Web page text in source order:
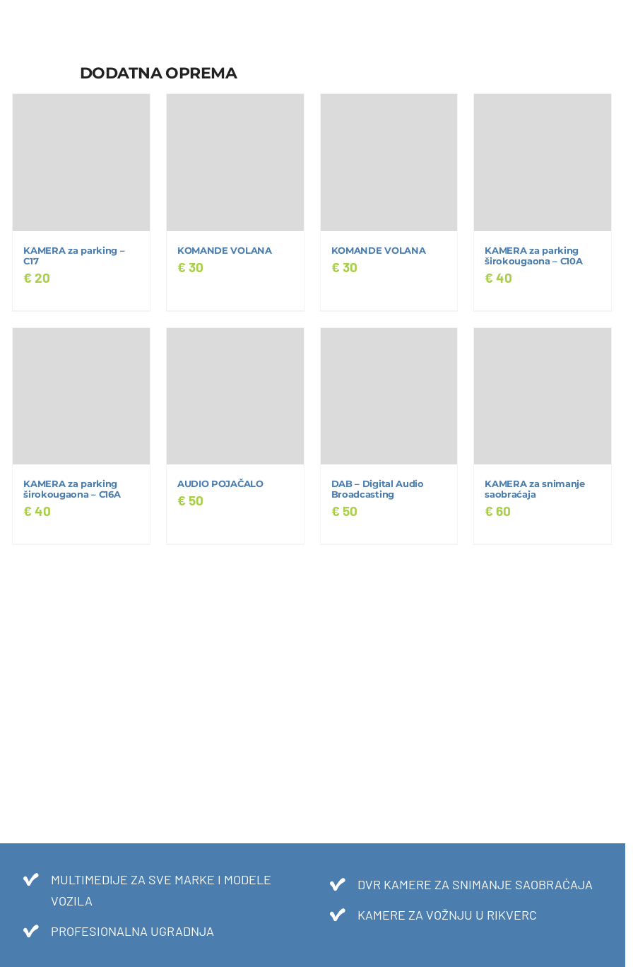
DODATNA OPREMA
KAMERA za parking –
C17
€ 20
KOMANDE VOLANA
€ 30
KOMANDE VOLANA
€ 30
KAMERA za parking
širokougaona – C10A
€ 40
KAMERA za parking
širokougaona – C16A
€ 40
AUDIO POJAČALO
€ 50
DAB – Digital Audio
Broadcasting
€ 50
KAMERA za snimanje
saobraćaja
€ 60
MULTIMEDIJE ZA SVE MARKE I MODELE
VOZILA
PROFESIONALNA UGRADNJA
DVR KAMERE ZA SNIMANJE SAOBRAĆAJA
KAMERE ZA VOŽNJU U RIKVERC